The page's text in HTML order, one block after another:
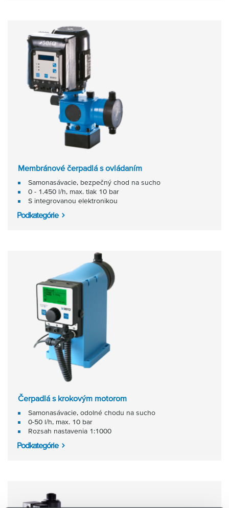
Membránové čerpadlá s ovládaním
Samonasávacie, bezpečný chod na sucho
0 - 1.450 l/h, max. tlak 10 bar
S integrovanou elektronikou
Podkategórie
Čerpadlá s krokovým motorom
Samonasávacie, odolné chodu na sucho
0-50 l/h, max. 10 bar
Rozsah nastavenia 1:1000
Podkategórie